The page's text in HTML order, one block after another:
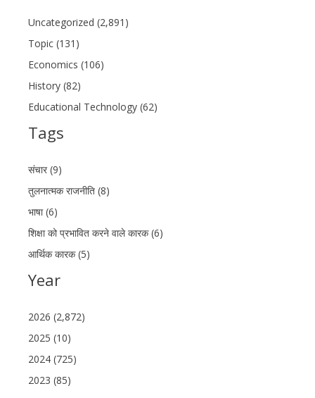
Uncategorized (2,891)
Topic (131)
Economics (106)
History (82)
Educational Technology (62)
Tags
संचार (9)
तुलनात्मक राजनीति (8)
भाषा (6)
शिक्षा को प्रभावित करने वाले कारक (6)
आर्थिक कारक (5)
Year
2026 (2,872)
2025 (10)
2024 (725)
2023 (85)